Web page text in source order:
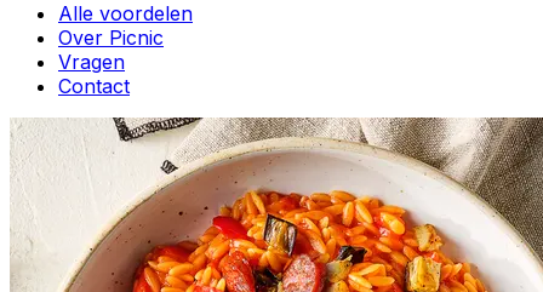
Alle voordelen
Over Picnic
Vragen
Contact